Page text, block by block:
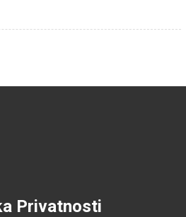
Privatnosti